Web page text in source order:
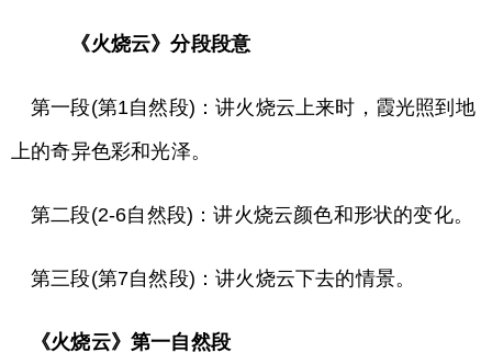
《火烧云》分段段意
第一段(第1自然段)：讲火烧云上来时，霞光照到地
上的奇异色彩和光泽。
第二段(2-6自然段)：讲火烧云颜色和形状的变化。
第三段(第7自然段)：讲火烧云下去的情景。
《火烧云》第一自然段